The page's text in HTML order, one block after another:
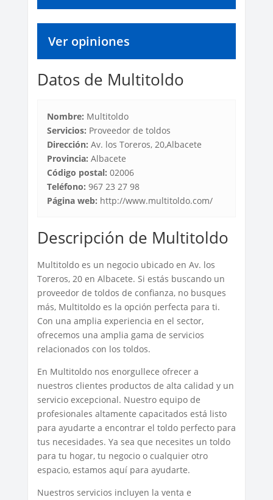
Ver opiniones
Datos de Multitoldo
Nombre: Multitoldo
Servicios: Proveedor de toldos
Dirección: Av. los Toreros, 20,Albacete
Provincia: Albacete
Código postal: 02006
Teléfono: 967 23 27 98
Página web: http://www.multitoldo.com/
Descripción de Multitoldo
Multitoldo es un negocio ubicado en Av. los
Toreros, 20 en Albacete. Si estás buscando un
proveedor de toldos de confianza, no busques
más, Multitoldo es la opción perfecta para ti.
Con una amplia experiencia en el sector,
ofrecemos una amplia gama de servicios
relacionados con los toldos.
En Multitoldo nos enorgullece ofrecer a
nuestros clientes productos de alta calidad y un
servicio excepcional. Nuestro equipo de
profesionales altamente capacitados está listo
para ayudarte a encontrar el toldo perfecto para
tus necesidades. Ya sea que necesites un toldo
para tu hogar, tu negocio o cualquier otro
espacio, estamos aquí para ayudarte.
Nuestros servicios incluyen la venta e